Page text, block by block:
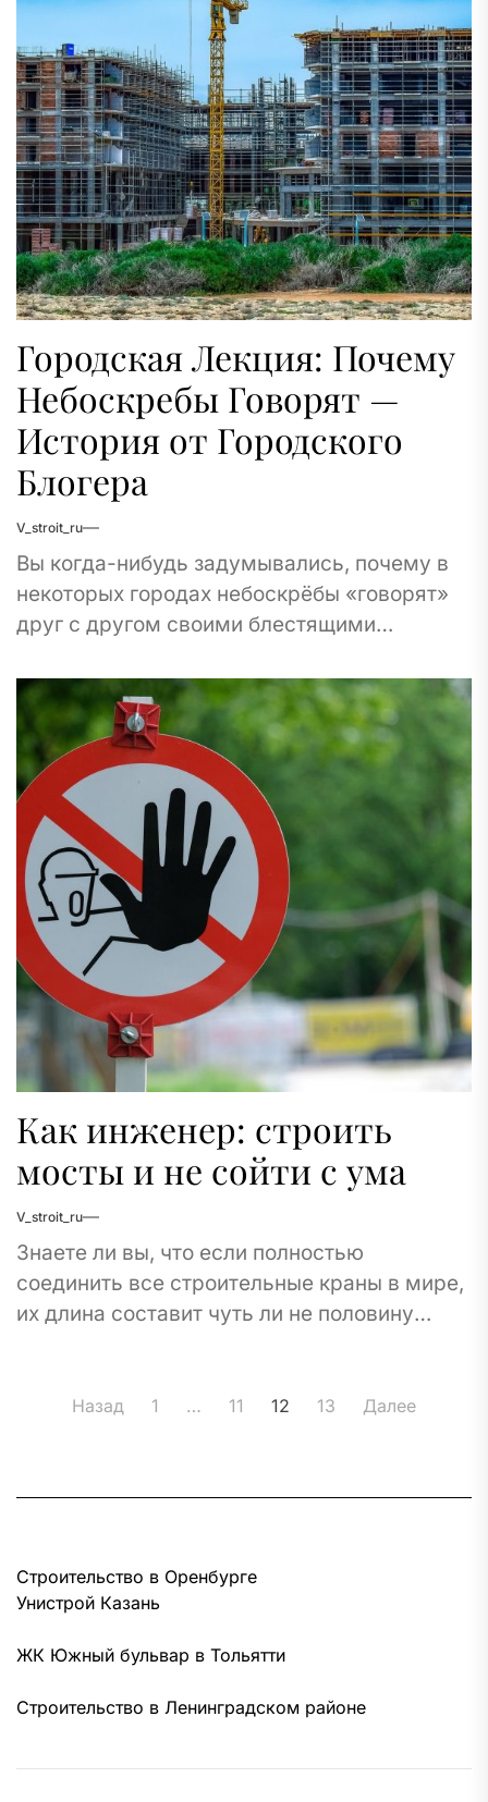
Городская Лекция: Почему
Небоскребы Говорят —
История от Городского
Блогера
V_stroit_ru
Вы когда-нибудь задумывались, почему в
некоторых городах небоскрёбы «говорят»
друг с другом своими блестящими
Меня зовут Анна, я городской блогер, и...
Как инженер: строить
мосты и не сойти с ума
V_stroit_ru
Знаете ли вы, что если полностью
соединить все строительные краны в мире,
их длина составит чуть ли не половину
Пагинация
Назад 1 … 11 12 13 Далее
Строительство в Оренбурге
Унистрой Казань
ЖК Южный бульвар в Тольятти
Строительство в Ленинградском районе